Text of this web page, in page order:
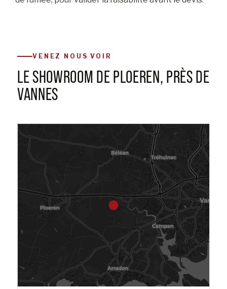
VENEZ NOUS VOIR
LE SHOWROOM DE PLOEREN, PRÈS DE
VANNES